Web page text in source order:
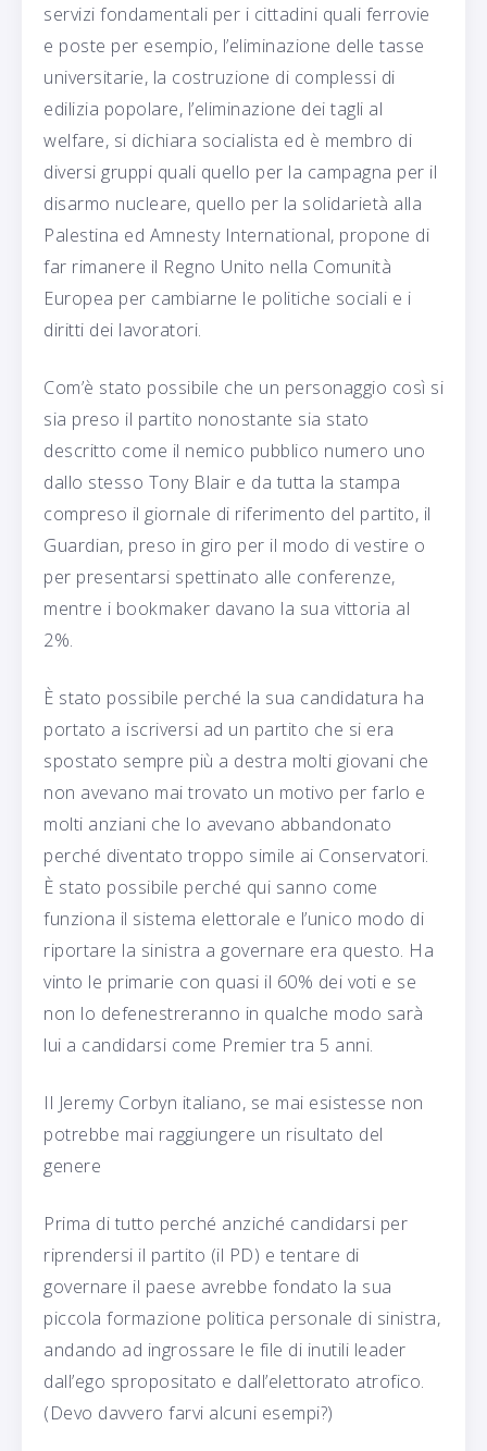
servizi fondamentali per i cittadini quali ferrovie
e poste per esempio, l’eliminazione delle tasse
universitarie, la costruzione di complessi di
edilizia popolare, l’eliminazione dei tagli al
welfare, si dichiara socialista ed è membro di
diversi gruppi quali quello per la campagna per il
disarmo nucleare, quello per la solidarietà alla
Palestina ed Amnesty International, propone di
far rimanere il Regno Unito nella Comunità
Europea per cambiarne le politiche sociali e i
diritti dei lavoratori.
Com’è stato possibile che un personaggio così si
sia preso il partito nonostante sia stato
descritto come il nemico pubblico numero uno
dallo stesso Tony Blair e da tutta la stampa
compreso il giornale di riferimento del partito, il
Guardian, preso in giro per il modo di vestire o
per presentarsi spettinato alle conferenze,
mentre i bookmaker davano la sua vittoria al
2%.
È stato possibile perché la sua candidatura ha
portato a iscriversi ad un partito che si era
spostato sempre più a destra molti giovani che
non avevano mai trovato un motivo per farlo e
molti anziani che lo avevano abbandonato
perché diventato troppo simile ai Conservatori.
È stato possibile perché qui sanno come
funziona il sistema elettorale e l’unico modo di
riportare la sinistra a governare era questo. Ha
vinto le primarie con quasi il 60% dei voti e se
non lo defenestreranno in qualche modo sarà
lui a candidarsi come Premier tra 5 anni.
Il Jeremy Corbyn italiano, se mai esistesse non
potrebbe mai raggiungere un risultato del
genere
Prima di tutto perché anziché candidarsi per
riprendersi il partito (il PD) e tentare di
governare il paese avrebbe fondato la sua
piccola formazione politica personale di sinistra,
andando ad ingrossare le file di inutili leader
dall’ego spropositato e dall’elettorato atrofico.
(Devo davvero farvi alcuni esempi?)